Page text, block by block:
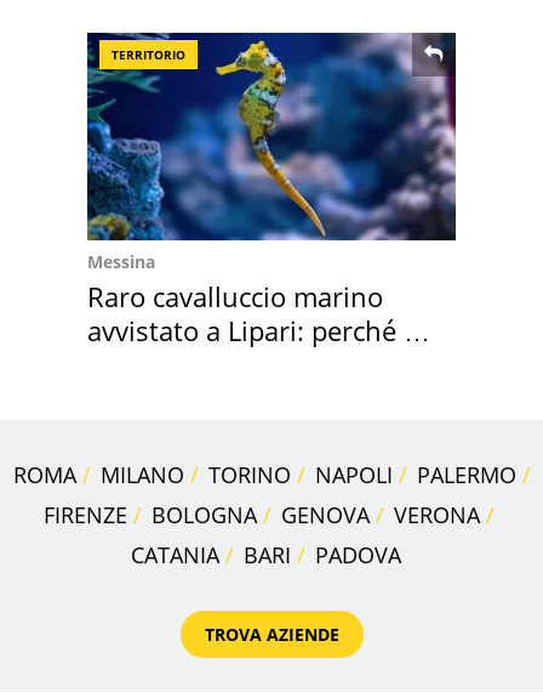
TERRITORIO
Messina
Raro cavalluccio marino
avvistato a Lipari: perché è
ROMA MILANO TORINO NAPOLI
PALERMO
FIRENZE
BOLOGNA GENOVA
VERONA
CATANIA
BARI PADOVA
TROVA AZIENDE